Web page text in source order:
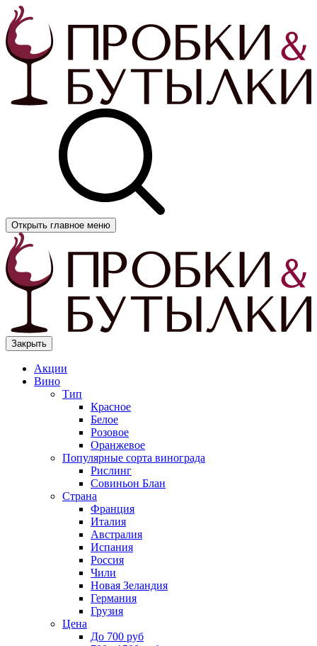
Открыть главное меню
Закрыть
Акции
Вино
Тип
Красное
Белое
Розовое
Оранжевое
Популярные сорта винограда
Рислинг
Совиньон Блан
Страна
Франция
Италия
Австралия
Испания
Россия
Чили
Новая Зеландия
Германия
Грузия
Цена
До 700 руб